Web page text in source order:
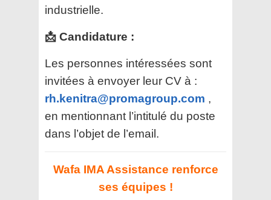
industrielle.
📩 Candidature :
Les personnes intéressées sont
invitées à envoyer leur CV à :
rh.kenitra@promagroup.com ,
en mentionnant l’intitulé du poste
dans l’objet de l’email.
Wafa IMA Assistance renforce
ses équipes !